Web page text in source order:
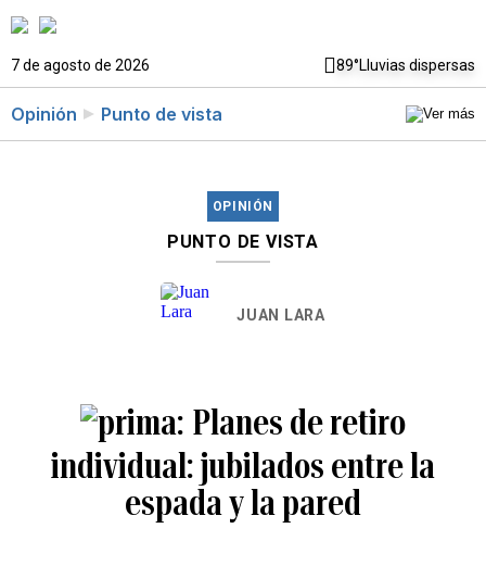
7 de agosto de 2026 89°Lluvias dispersas
Opinión Punto de vista
OPINIÓN
PUNTO DE VISTA
JUAN LARA
Planes de retiro
individual: jubilados entre la
espada y la pared